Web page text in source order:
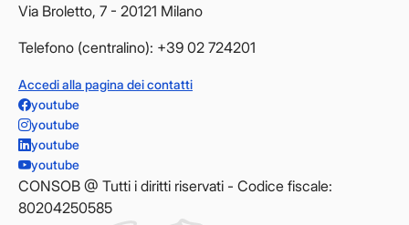
Via Broletto, 7 - 20121 Milano
Telefono (centralino): +39 02 724201
Accedi alla pagina dei contatti
youtube
youtube
youtube
youtube
CONSOB @ Tutti i diritti riservati - Codice fiscale:
80204250585